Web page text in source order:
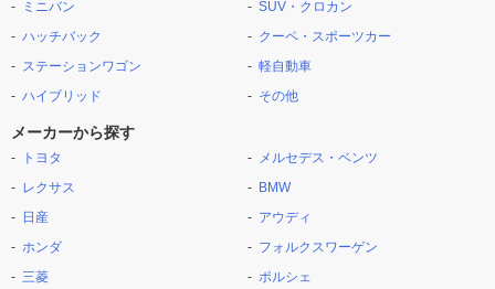
ミニバン
ハッチバック
ステーションワゴン
ハイブリッド
SUV・クロカン
クーペ・スポーツカー
軽自動車
その他
メーカーから探す
トヨタ
レクサス
日産
ホンダ
三菱
メルセデス・ベンツ
BMW
アウディ
フォルクスワーゲン
ポルシェ